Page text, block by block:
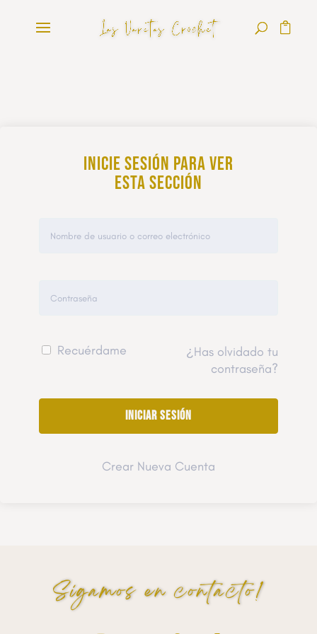
Inicie sesión para ver
esta sección
Recuérdame
¿Has olvidado tu
contraseña?
Crear Nueva Cuenta
Sigamos en contacto!